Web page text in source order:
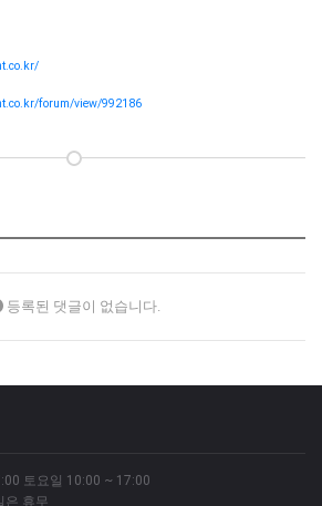
forum/view/992186
등록된 댓글이 없습니다.
토요일 10:00 ~ 17:00
은 휴무